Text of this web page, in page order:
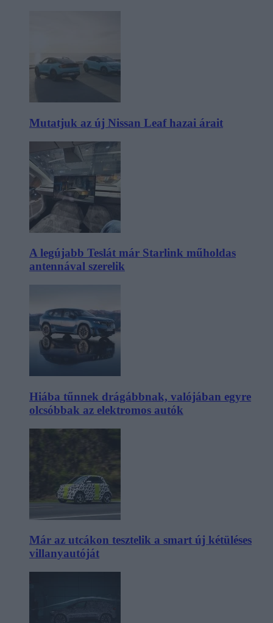
Mutatjuk az új Nissan Leaf hazai árait
A legújabb Teslát már Starlink műholdas
antennával szerelik
Hiába tűnnek drágábbnak, valójában egyre
olcsóbbak az elektromos autók
Már az utcákon tesztelik a smart új kétüléses
villanyautóját